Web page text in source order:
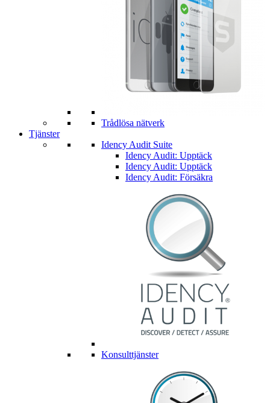
Trådlösa nätverk
Tjänster
Idency Audit Suite
Idency Audit: Upptäck
Idency Audit: Upptäck
Idency Audit: Försäkra
Konsulttjänster